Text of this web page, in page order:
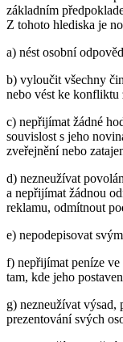
základním
Z tohoto hlediska je
a) nést osobní
b) vyloučit všechny
nebo vést ke konfliktu
c) nepřijímat žádné
souvislost s jeho
zveřejnění nebo
d) nezneužívat
a nepřijímat žádnou
reklamu, odmítnout
e) nepodepisovat
f) nepřijímat peníze
tam, kde jeho
g) nezneužívat
prezentování svých